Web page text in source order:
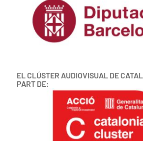
EL CLÚSTER AUDIOVISUAL DE
PART DE: